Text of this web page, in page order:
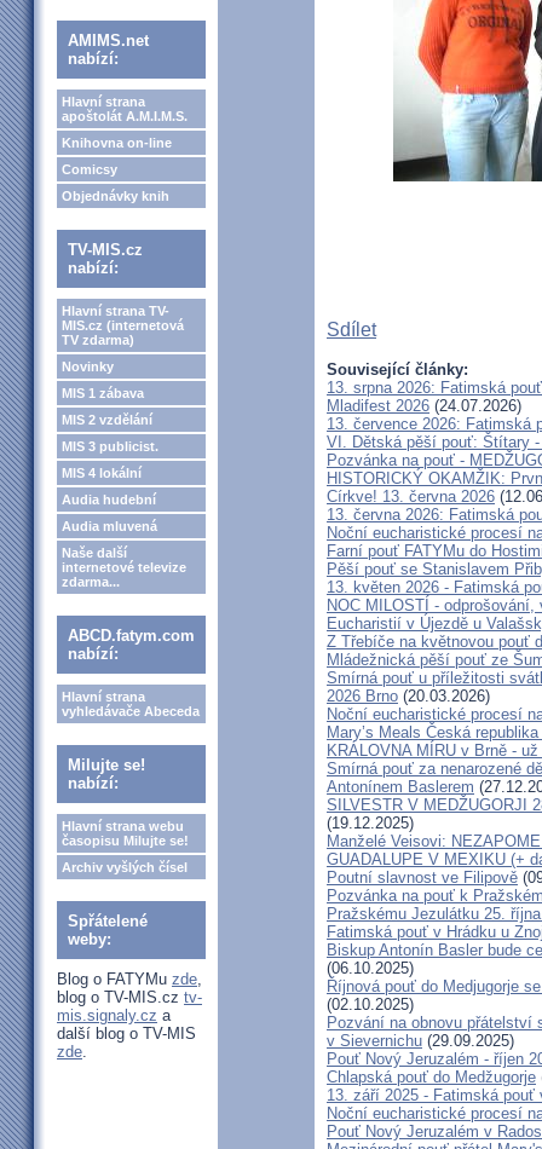
AMIMS.net
nabízí:
Hlavní strana
apoštolát A.M.I.M.S.
Knihovna on-line
Comicsy
Objednávky knih
TV-MIS.cz
nabízí:
Hlavní strana TV-
MIS.cz (internetová
TV zdarma)
Novinky
MIS 1 zábava
MIS 2 vzdělání
MIS 3 publicist.
MIS 4 lokální
Audia hudební
Audia mluvená
Naše další
internetové televize
zdarma...
ABCD.fatym.com
nabízí:
Hlavní strana
vyhledávače Abeceda
Milujte se!
nabízí:
Hlavní strana webu
časopisu Milujte se!
Archiv vyšlých čísel
Spřátelené
weby:
Blog o FATYMu zde,
blog o TV-MIS.cz tv-
mis.signaly.cz a
další blog o TV-MIS
zde.
Sdílet
Související články:
13. srpna 2026: Fatimská
Mladifest 2026 (24.07.2026)
13. července 2026: Fatimská
VI. Dětská pěší pouť: Štítary
Pozvánka na pouť -
HISTORICKÝ OKAMŽIK:
Církve! 13. června 2026
13. června 2026: Fatimská
Noční eucharistické procesí
Farní pouť FATYMu do
Pěší pouť se Stanislavem
13. květen 2026 - Fatimská
NOC MILOSTÍ -
Eucharistií v Újezdě u
Z Třebíče na květnovou pouť
Mládežnická pěší pouť ze
Smírná pouť u příležitosti
2026 Brno (20.03.2026)
Noční eucharistické procesí
Mary’s Meals Česká
KRÁLOVNA MÍRU v Brně -
Smírná pouť za nenarozené
Antonínem Baslerem
SILVESTR V MEDŽUGORJI
(19.12.2025)
Manželé Veisovi:
GUADALUPE V MEXIKU (+
Poutní slavnost ve Filipově
Pozvánka na pouť k
Pražskému Jezulátku 25.
Fatimská pouť v Hrádku u
Biskup Antonín Basler bude
(06.10.2025)
Říjnová pouť do Medjugorje
(02.10.2025)
Pozvání na obnovu přátelství
v Sievernichu (29.09.2025)
Pouť Nový Jeruzalém - říjen
Chlapská pouť do Medžugorje
13. září 2025 - Fatimská pouť
Noční eucharistické procesí
Pouť Nový Jeruzalém v